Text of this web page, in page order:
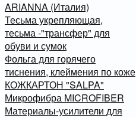
ARIANNA (Италия)
Тесьма укрепляющая,
тесьма -"трансфер" для
обуви и сумок
Фольга для горячего
тиснения, клеймения по коже
КОЖКАРТОН "SALPA"
Микрофибра MICROFIBER
Материалы-усилители для